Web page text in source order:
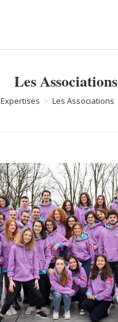
Les Associations
Expertises > Les Associations